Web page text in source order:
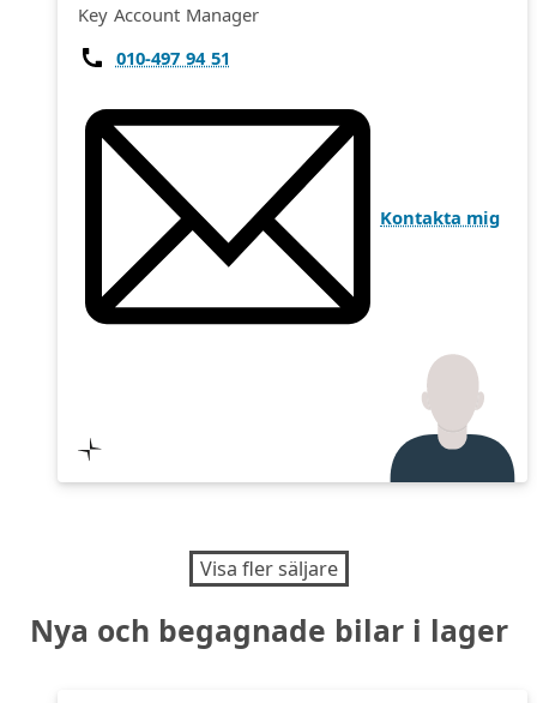
Key Account Manager
010-497 94 51
Kontakta mig
Visa fler säljare
Nya och begagnade bilari lager